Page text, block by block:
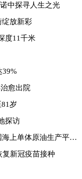
中探寻人生之光
绽放新彩
度11千米
39%
愈出院
岁
探访
原油生产平台重量纪录
新冠疫苗接种